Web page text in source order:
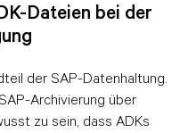
Dateien bei der
der SAP-Datenhaltung.
Archivierung über
zu sein, dass ADKs